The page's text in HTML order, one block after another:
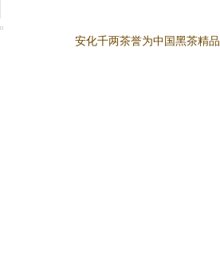
安化千两茶誉为中国黑茶精品